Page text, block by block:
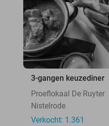
3-gangen keuzediner
Proeflokaal De Ruyter
Nistelrode
Verkocht: 1.361